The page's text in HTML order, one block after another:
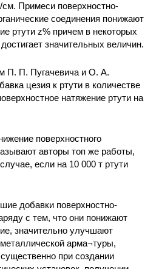
см. Примеси поверхностно-
соединения понижают
ртути z% причем в некоторых
значительных величин.
П. П. Пугачевича и О. А.
цезия к ртути в количестве
натяжение ртути на
поверхностного
авторы топ же работы,
если на 10 000 т ртути
добавки поверхностно-
с тем, что они понижают
значительно улучшают
арма¬туры,
при создании